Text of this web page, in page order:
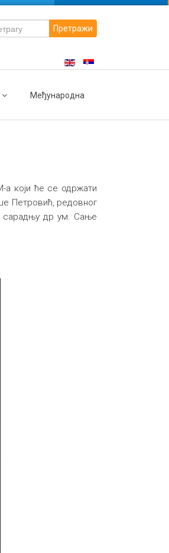
Претражи
Међународна
а који ће се одржати
Петровић, редовног
сарадњу др ум. Сањe